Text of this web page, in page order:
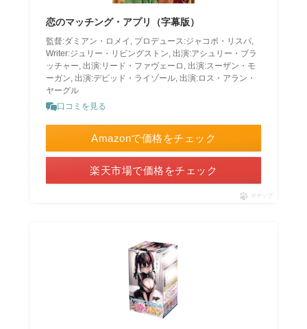
恋のマッチング・アプリ（字幕版）
監督:ダミアン・ロメイ, プロデュース:ジャコボ・リスパ,
Writer:ジュリー・リビングストン, 出演:アシュリー・ブラ
ッチャー, 出演:リード・ファヴェーロ, 出演:スーザン・モ
ーガン, 出演:デビッド・ライゾール, 出演:ロス・アラン・
ヤーグル
口コミを見る
Amazonで価格をチェック
楽天市場で価格をチェック
ポチップ